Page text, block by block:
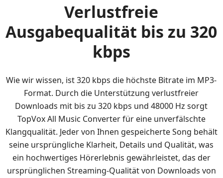
Verlustfreie
Ausgabequalität bis zu 320
kbps
Wie wir wissen, ist 320 kbps die höchste Bitrate im MP3-
Format. Durch die Unterstützung verlustfreier
Downloads mit bis zu 320 kbps und 48000 Hz sorgt
TopVox All Music Converter für eine unverfälschte
Klangqualität. Jeder von Ihnen gespeicherte Song behält
seine ursprüngliche Klarheit, Details und Qualität, was
ein hochwertiges Hörerlebnis gewährleistet, das der
ursprünglichen Streaming-Qualität von Downloads von